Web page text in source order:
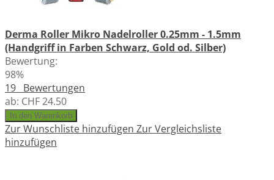
Derma Roller Mikro Nadelroller 0.25mm - 1.5mm
(Handgriff in Farben Schwarz, Gold od. Silber)
Bewertung:
98%
19 Bewertungen
ab: CHF 24.50
In den Warenkorb
Zur Wunschliste hinzufügen Zur Vergleichsliste
hinzufügen